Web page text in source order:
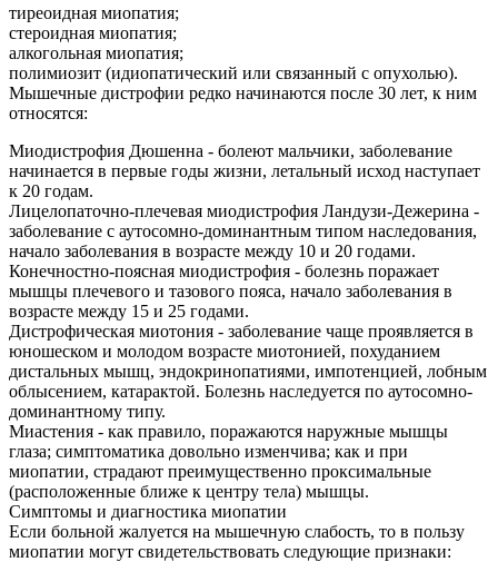
тиреоидная миопатия;
стероидная миопатия;
алкогольная миопатия;
полимиозит (идиопатический или связанный с опухолью).
Мышечные дистрофии редко начинаются после 30 лет, к ним
относятся:
Миодистрофия Дюшенна - болеют мальчики, заболевание
начинается в первые годы жизни, летальный исход наступает
к 20 годам.
Лицелопаточно-плечевая миодистрофия Ландузи-Дежерина -
заболевание с аутосомно-доминантным типом наследования,
начало заболевания в возрасте между 10 и 20 годами.
Конечностно-поясная миодистрофия - болезнь поражает
мышцы плечевого и тазового пояса, начало заболевания в
возрасте между 15 и 25 годами.
Дистрофическая миотония - заболевание чаще проявляется в
юношеском и молодом возрасте миотонией, похуданием
дистальных мышц, эндокринопатиями, импотенцией, лобным
облысением, катарактой. Болезнь наследуется по аутосомно-
доминантному типу.
Миастения - как правило, поражаются наружные мышцы
глаза; симптоматика довольно изменчива; как и при
миопатии, страдают преимущественно проксимальные
(расположенные ближе к центру тела) мышцы.
Симптомы и диагностика миопатии
Если больной жалуется на мышечную слабость, то в пользу
миопатии могут свидетельствовать следующие признаки: